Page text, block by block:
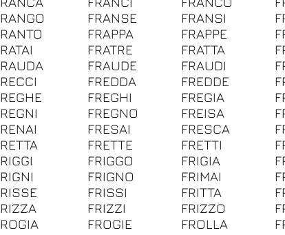
FRANSE FRANSI
FRAPPA FRAPPE
FRATRE FRATTA
FRAUDE FRAUDI
FREDDA FREDDE
FREGHI FREGIA
FREGNO FREISA
FRESAI FRESCA
FRETTE FRETTI
FRIGGO FRIGIA
FRIGNO FRIMAI
FRISSI FRITTA
FRIZZI FRIZZO
FROGIE FROLLA